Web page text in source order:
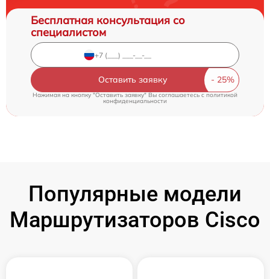
Бесплатная консультация со
специалистом
Оставить заявку
Нажимая на кнопку "Оставить заявку" Вы соглашаетесь cполитикой
конфиденциальности
Популярные модели
Маршрутизаторов Cisco